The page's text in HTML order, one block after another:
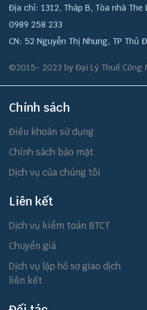
Địa chỉ: 1312, Tháp B, Tòa nhà
0989 258 233
CN: 52 Nguyễn Thị Nhung, TP Thủ
©2015- 2023 by Đại Lý Thuế Công
Chính sách
Điều khoản sử dụng
Chính sách bảo mật
Dịch vụ của chúng tôi
Liên kết
Dịch vụ kiểm toán BTCT
Chuyển giá
Dịch vụ lập hồ sơ giao dịch
liên kết